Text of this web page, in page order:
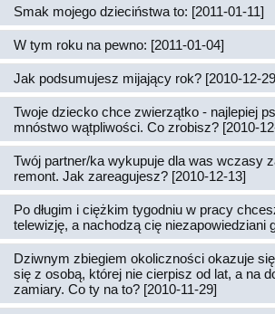
Smak mojego dzieciństwa to: [2011-01-11]
W tym roku na pewno: [2011-01-04]
Jak podsumujesz mijający rok? [2010-12-
Twoje dziecko chce zwierzątko - najlepiej
mnóstwo wątpliwości. Co zrobisz? [2010-
Twój partner/ka wykupuje dla was wczasy
remont. Jak zareagujesz? [2010-12-13]
Po długim i ciężkim tygodniu w pracy
telewizję, a nachodzą cię niezapowiedziani
Dziwnym zbiegiem okoliczności okazuje
się z osobą, której nie cierpisz od lat, a na
zamiary. Co ty na to? [2010-11-29]